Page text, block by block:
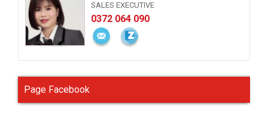
SALES EXECUTIVE
0372 064 090
Page Facebook